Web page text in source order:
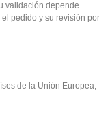
validación depende
pedido y su revisión por
de la Unión Europea,